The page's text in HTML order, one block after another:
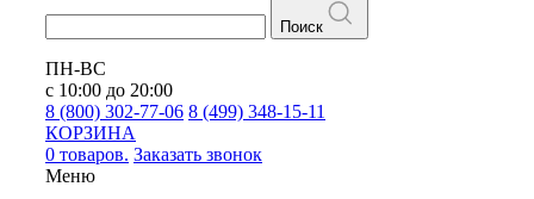
Поиск
ПН-ВС
с 10:00 до 20:00
8 (800) 302-77-06 8 (499) 348-15-11
КОРЗИНА
0 товаров. Заказать звонок
Меню